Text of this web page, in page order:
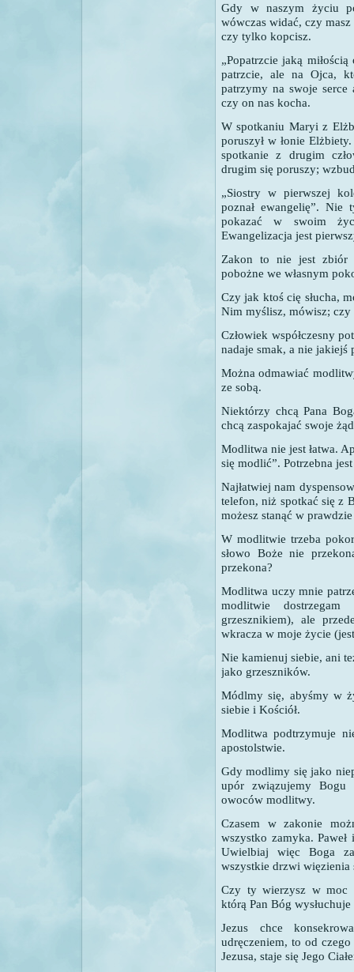
Gdy w naszym życiu
wówczas widać, czy
czy tylko kopcisz.
„Popatrzcie jaką
patrzcie, ale na Ojca,
patrzymy na swoje serce
czy on nas kocha.
W spotkaniu Maryi z
poruszył w łonie
spotkanie z drugim
drugim się poruszy;
„Siostry w pierwszej
poznał ewangelię”.
pokazać w swoim
Ewangelizacja jest
Zakon to nie jest zbiór
pobożne we własnym
Czy jak ktoś cię słucha,
Nim myślisz, mówisz; czy
Człowiek współczesny
nadaje smak, a nie jakiejś
Można odmawiać
ze sobą.
Niektórzy chcą Pana
chcą zaspokajać swoje
Modlitwa nie jest łatwa.
się modlić”. Potrzebna
Najłatwiej nam
telefon, niż spotkać się z
możesz stanąć w
W modlitwie trzeba
słowo Boże nie
przekona?
Modlitwa uczy mnie
modlitwie
grzesznikiem), ale
wkracza w moje życie
Nie kamienuj siebie, ani
jako grzeszników.
Módlmy się, abyśmy w
siebie i Kościół.
Modlitwa podtrzymuje
apostolstwie.
Gdy modlimy się jako
upór związujemy Bogu
owoców modlitwy.
Czasem w zakonie
wszystko zamyka.
Uwielbiaj więc Boga
wszystkie drzwi więzienia
Czy ty wierzysz w moc
którą Pan Bóg
Jezus chce
udręczeniem, to od
Jezusa, staje się Jego